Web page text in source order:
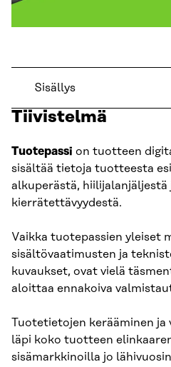
Sisällys
Tiivistelmä
Tuotepassi on tuotteen
sisältää tietoja tuotteesta
alkuperästä,
kierrätettävyydestä.
Vaikka tuotepassien yleiset
sisältövaatimusten ja
kuvaukset, ovat vielä
aloittaa ennakoiva
Tuotetietojen kerääminen
läpi koko tuotteen
sisämarkkinoilla jo